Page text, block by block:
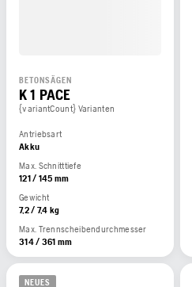
BETONSÄGEN
K 1 PACE
{variantCount} Varianten
Antriebsart
Akku
Max. Schnitttiefe
121 / 145 mm
Gewicht
7,2 / 7,4 kg
Max. Trennscheibendurchmesser
314 / 361 mm
NEUES